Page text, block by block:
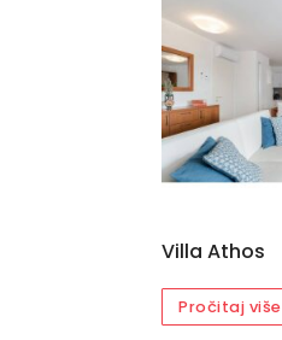
Villa Athos
Pročitaj više